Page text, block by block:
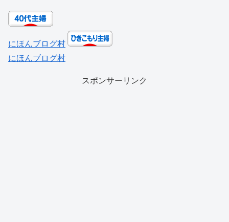
にほんブログ村
にほんブログ村
スポンサーリンク